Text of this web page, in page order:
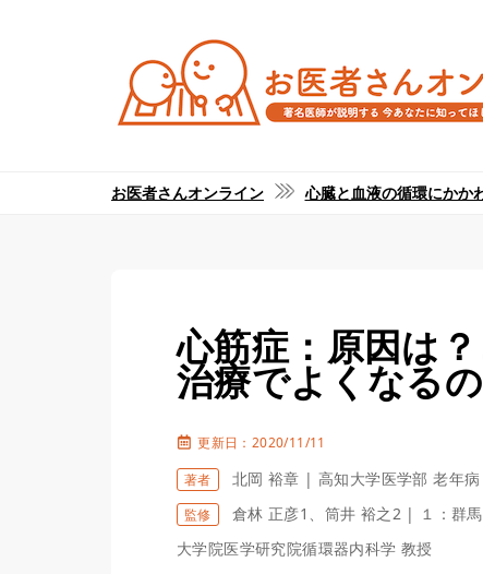
お医者さんオンライン 心臓と血液の循環にかか
心筋症：原因は
治療でよくなる
更新日：2020/11/11
著者
北岡 裕章 | 高知大学医学部 老年
監修
倉林 正彦1、筒井 裕之2 | １：群
大学院医学研究院循環器内科学 教授